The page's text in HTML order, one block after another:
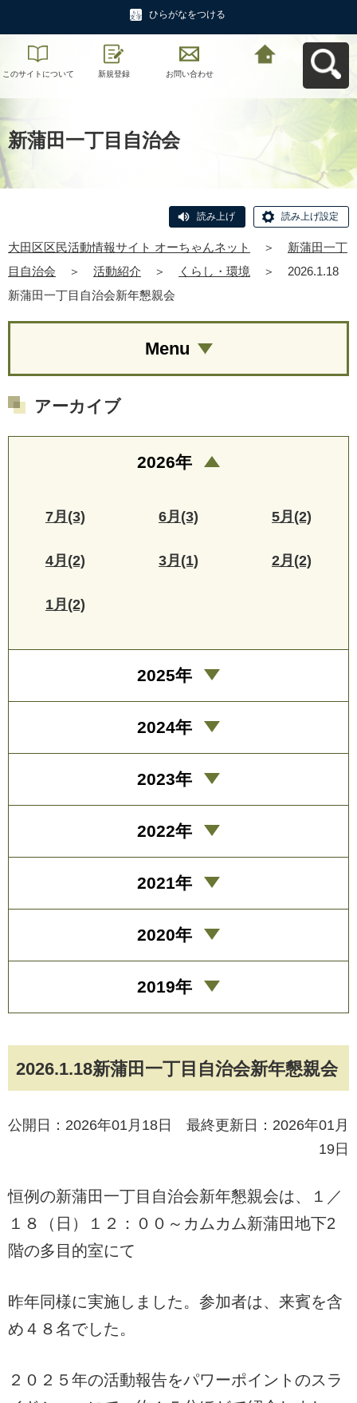
ひらがなをつける
このサイトについて 新規登録 お問い合わせ
新蒲田一丁目自治会
読み上げ 読み上げ設定
大田区区民活動情報サイト オーちゃんネット ＞
新蒲田一丁
目自治会
＞ 活動紹介 ＞ くらし・環境 ＞
2026.1.18
新蒲田一丁目自治会新年懇親会
2026.1.18新蒲田一丁目自治会新年懇親会
公開日：2026年01月18日 最終更新日：2026年01月
19日
恒例の新蒲田一丁目自治会新年懇親会は、１／
１８（日）１２：００～カムカム新蒲田地下2
階の多目的室にて
昨年同様に実施しました。参加者は、来賓を含
め４８名でした。
２０２５年の活動報告をパワーポイントのスラ
Menu
アーカイブ
2026年
7月(3) 6月(3) 5月(2)
4月(2) 3月(1) 2月(2)
1月(2)
2025年
2024年
2023年
2022年
2021年
2020年
2019年